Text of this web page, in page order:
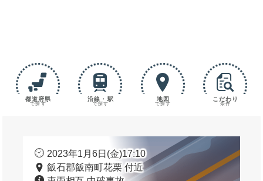
都道府県
で探す
沿線・駅
で探す
地図
で探す
こだわり
条件
2023年1月6日(金)17:10
飯石郡飯南町花栗 付近